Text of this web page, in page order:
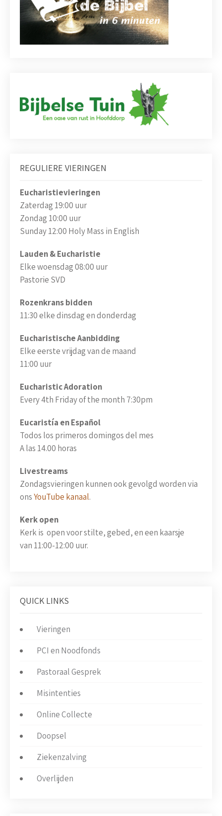
REGULIERE VIERINGEN
Eucharistievieringen
Zaterdag 19:00 uur
Zondag 10:00 uur
Sunday 12:00 Holy Mass in English
Lauden & Eucharistie
Elke woensdag 08:00 uur
Pastorie SVD
Rozenkrans bidden
11:30 elke dinsdag en donderdag
Eucharistische Aanbidding
Elke eerste vrijdag van de maand
11:00 uur
Eucharistic Adoration
Every 4th Friday of the month 7:30pm
Eucaristía en Español
Todos los primeros domingos del mes
A las 14.00 horas
Livestreams
Zondagsvieringen kunnen ook gevolgd worden via
onsYouTube kanaal.
Kerk open
Kerk is open voor stilte, gebed, en een kaarsje
van 11:00-12:00 uur.
QUICK LINKS
Vieringen
PCI en Noodfonds
Pastoraal Gesprek
Misintenties
Online Collecte
Doopsel
Ziekenzalving
Overlijden